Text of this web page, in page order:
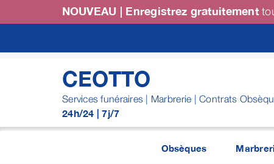
au
NOUVEAU | Enregistrez gratuitement
CEOTTO
Services funéraires | Marbrerie | Contrats
24h/24 | 7j/7
Obsèques